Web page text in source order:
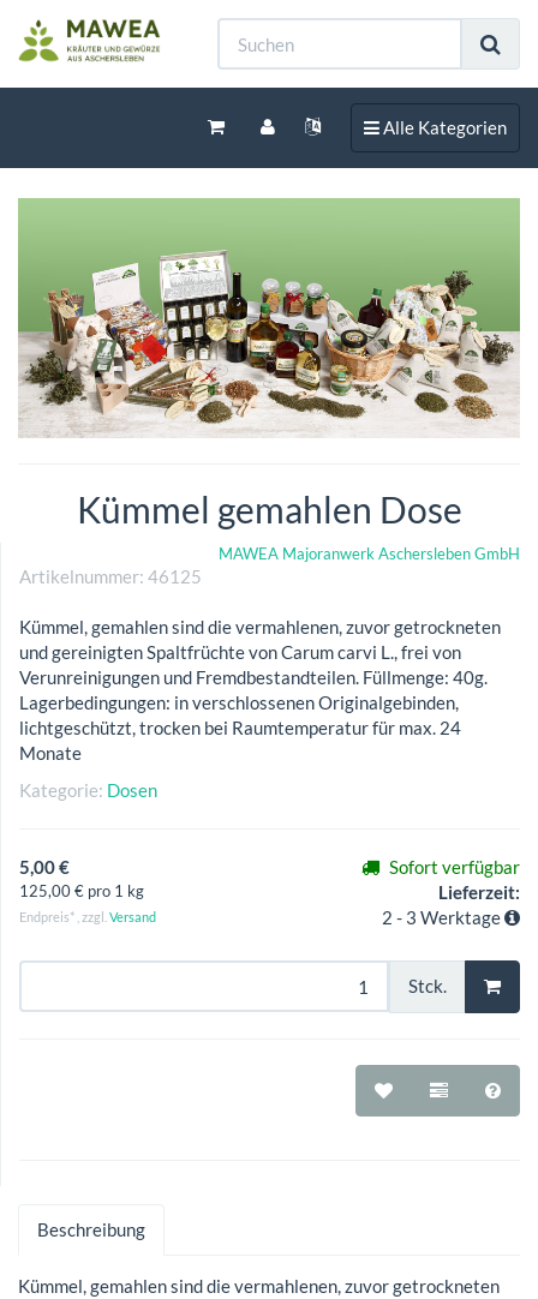
Toggle navigation
Alle Kategorien
Kümmel gemahlen Dose
MAWEA Majoranwerk Aschersleben GmbH
Artikelnummer: 46125
Kümmel, gemahlen sind die vermahlenen, zuvor getrockneten
und gereinigten Spaltfrüchte von Carum carvi L., frei von
Verunreinigungen und Fremdbestandteilen. Füllmenge: 40g.
Lagerbedingungen: in verschlossenen Originalgebinden,
lichtgeschützt, trocken bei Raumtemperatur für max. 24
Monate
Kategorie: Dosen
5,00 €
125,00 € pro 1 kg
Endpreis* , zzgl. Versand
Sofort verfügbar
Lieferzeit:
2 - 3 Werktage
Stck.
Beschreibung
Kümmel, gemahlen sind die vermahlenen, zuvor getrockneten